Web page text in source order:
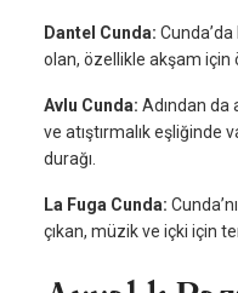
Dantel Cunda:
olan, özellikle akşam için
Avlu Cunda: Adından da
ve atıştırmalık eşliğinde
durağı.
La Fuga Cunda:
çıkan, müzik ve içki için